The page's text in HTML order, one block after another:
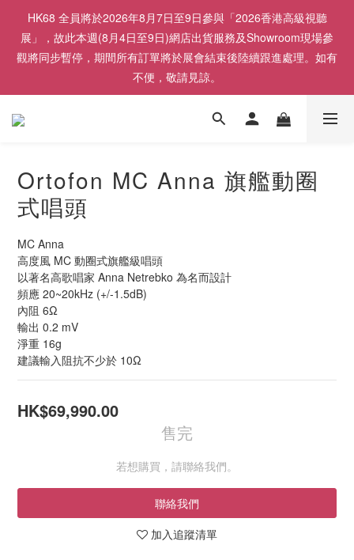
HK68 全員將於2026年8月7日至9日參與「2026香港高級視聽
展」，故此本週(8月4日至9日)網店出貨服務及Showroom現場參
觀將同步暫停，期間所有訂單將於展會結束後陸續跟進處理。如有
不便，敬請見諒。
Ortofon MC Anna 旗艦動圈
式唱頭
MC Anna
高度­風 MC 動圈式旗艦級唱頭
以著名高歌唱家 Anna Netrebko 為名而設計
頻應 20~20kHz (+/-1.5dB)
內阻 6Ω
輸出 0.2 mV
淨­重 16g
建議輸入阻抗不少於 10Ω
HK$69,990.00
售完
若想購買，請聯絡我們。
聯絡我們
加入追蹤清單